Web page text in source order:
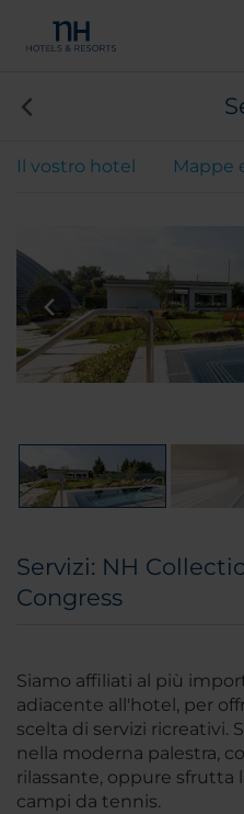
Il vostro hotel Mappe
Servizi: NH
Congress
Siamo affiliati al più
adiacente all'hotel, per
scelta di servizi ricreativi.
nella moderna palestra,
rilassante, oppure sfrutta
campi da tennis.